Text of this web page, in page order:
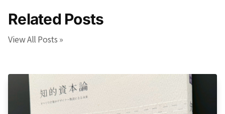
Related Posts
View All Posts »